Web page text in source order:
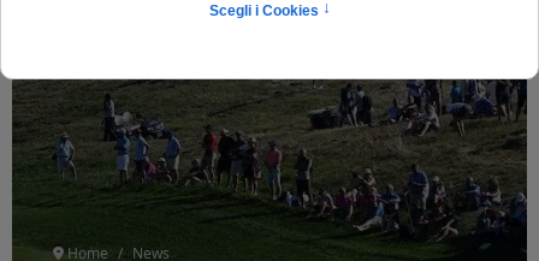
INFORMAZIONI, EVENTI E INIZIATIVE DEL
Home
News